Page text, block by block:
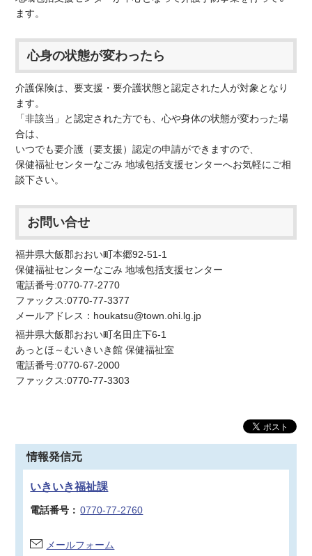
ます。
心身の状態が変わったら
介護保険は、要支援・要介護状態と認定された人が対象となり
ます。
「非該当」と認定された方でも、心や身体の状態が変わった場
合は、
いつでも要介護（要支援）認定の申請ができますので、
保健福祉センターなごみ 地域包括支援センターへお気軽にご相
談下さい。
お問い合せ
福井県大飯郡おおい町本郷92-51-1
保健福祉センターなごみ 地域包括支援センター
電話番号:0770-77-2770
ファックス:0770-77-3377
メールアドレス：houkatsu@town.ohi.lg.jp
福井県大飯郡おおい町名田庄下6-1
あっとほ～むいきいき館 保健福祉室
電話番号:0770-67-2000
ファックス:0770-77-3303
情報発信元
いきいき福祉課
電話番号： 0770-77-2760
メールフォーム